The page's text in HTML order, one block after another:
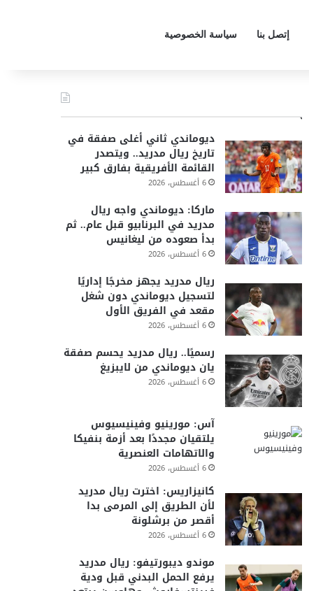
إتصل بنا سياسة الخصوصية
ديوماندي ثاني أغلى صفقة في
تاريخ ريال مدريد.. ويتصدر
القائمة الأفريقية بفارق كبير
6 أغسطس، 2026
ماركا: ديوماندي واجه ريال
مدريد في البرنابيو قبل عام.. ثم
بدأ صعوده من ليغانيس
6 أغسطس، 2026
ريال مدريد يجهز مخرجًا إداريًا
لتسجيل ديوماندي دون شغل
مقعد في الفريق الأول
6 أغسطس، 2026
رسميًا.. ريال مدريد يحسم صفقة
يان ديوماندي من لايبزيغ
6 أغسطس، 2026
آس: مورينيو وفينيسيوس
يلتقيان مجددًا بعد أزمة بنفيكا
والاتهامات العنصرية
6 أغسطس، 2026
كانيزاريس: اخترت ريال مدريد
لأن الطريق إلى المرمى بدا
أقصر من برشلونة
6 أغسطس، 2026
موندو ديبورتيفو: ريال مدريد
يرفع الحمل البدني قبل ودية